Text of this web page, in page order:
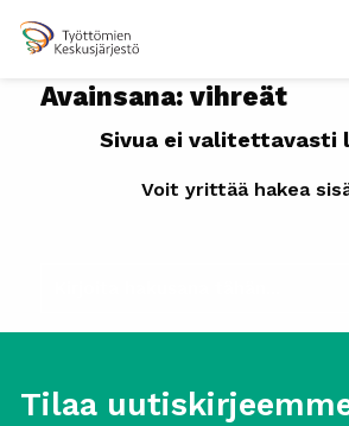
Avainsana: vihreät
Sivua ei valitettavasti
Voit yrittää hakea
Tilaa